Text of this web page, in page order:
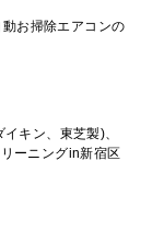
動お掃除エアコンの
キン、東芝製)、
ーニングin新宿区